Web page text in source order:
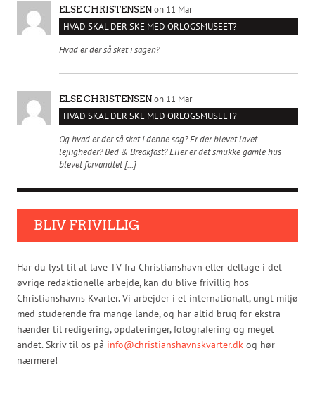
ELSE CHRISTENSEN on 11 Mar
HVAD SKAL DER SKE MED ORLOGSMUSEET?
Hvad er der så sket i sagen?
ELSE CHRISTENSEN on 11 Mar
HVAD SKAL DER SKE MED ORLOGSMUSEET?
Og hvad er der så sket i denne sag? Er der blevet lavet
lejligheder? Bed & Breakfast? Eller er det smukke gamle hus
blevet forvandlet […]
BLIV FRIVILLIG
Har du lyst til at lave TV fra Christianshavn eller deltage i det
øvrige redaktionelle arbejde, kan du blive frivillig hos
Christianshavns Kvarter. Vi arbejder i et internationalt, ungt miljø
med studerende fra mange lande, og har altid brug for ekstra
hænder til redigering, opdateringer, fotografering og meget
andet. Skriv til os på info@christianshavnskvarter.dk og hør
nærmere!